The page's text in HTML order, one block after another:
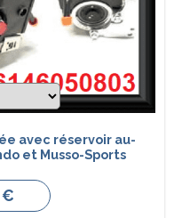
avec réservoir au-
et Musso-Sports
€